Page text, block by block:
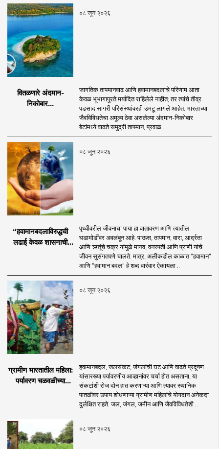
०८ जून २०२६
वितळणारे अंदमान-
निकोबार...
जागतिक तापमानवाढ आणि हवामानबदलाचे परिणाम आता
केवळ भूभागापुरते मर्यादित राहिलेले नाहीत; तर त्यांचे तीव्र
पडसाद सागरी परिसंस्थांवरही उमटू लागले आहेत. भारताच्या
जैवविविधतेचा अमूल्य ठेवा असलेल्या अंदमान-निकोबार
बेटांमध्ये वाढते समुद्री तापमान, प्रवाळ ..
०८ जून २०२६
“हवामानबदलाविरुद्धची
लढाई केवळ शासनाची
विशेषतः प्रत्येक युवकाची
जबाबदारी आहे.
पृथ्वीवरील जीवनाचा पाया हा वातावरण आणि त्यातील
घडामोडींवर अवलंबून आहे. पाऊस, तापमान, वारा, आर्द्रता
आणि ऋतूंचे चक्र यांमुळे मानव, वनस्पती आणि प्राणी यांचे
जीवन सुसंगतपणे चालते. मात्र, अलीकडील काळात “हवामान“
आणि “हवामान बदल“ हे शब्द वारंवार ऐकायला ..
०८ जून २०२६
ग्रामीण भारतातील महिला:
पर्यावरण चळवळीच्या
हवामानबदल, जलसंकट, जंगलांची घट आणि वाढते प्रदूषण
यांसारख्या पर्यावरणीय आव्हानांवर चर्चा होत असताना, या
संकटांशी रोज दोन हात करणाऱ्या आणि त्यावर स्थानिक
पातळीवर उपाय शोधणाऱ्या ग्रामीण महिलांचे योगदान अनेकदा
दुर्लक्षित राहते. जल, जंगल, जमीन आणि जैवविविधतेशी ..
०८ जून २०२६